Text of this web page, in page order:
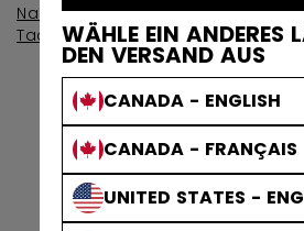
WÄHLE EIN ANDERES
DEN VERSAND AUS
CANADA - ENGLISH
CANADA - FRANÇAIS
UNITED STATES -
Nach Kollektion anzeigen
Tacks Schutzausrustung